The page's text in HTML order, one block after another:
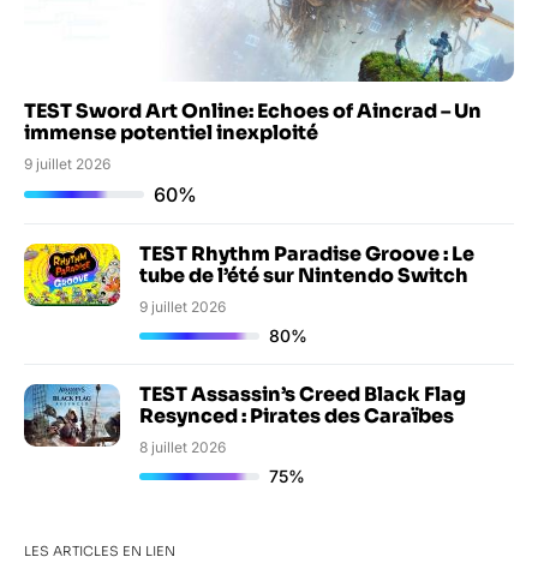
TEST Sword Art Online: Echoes of Aincrad – Un
immense potentiel inexploité
9 juillet 2026
60%
TEST Rhythm Paradise Groove : Le
tube de l’été sur Nintendo Switch
9 juillet 2026
80%
TEST Assassin’s Creed Black Flag
Resynced : Pirates des Caraïbes
8 juillet 2026
75%
LES ARTICLES EN LIEN